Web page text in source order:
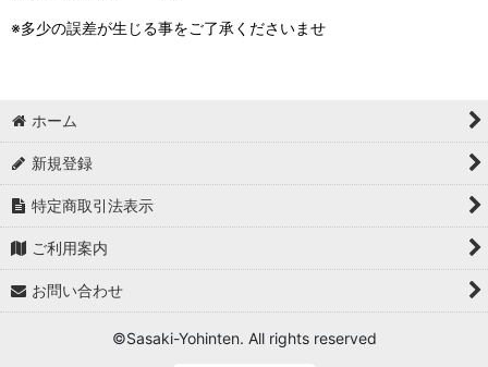
※多少の誤差が生じる事をご了承くださいませ
ホーム
新規登録
特定商取引法表示
ご利用案内
お問い合わせ
©Sasaki-Yohinten. All rights reserved